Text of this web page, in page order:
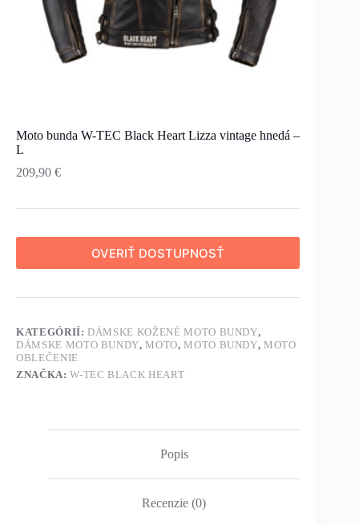
Moto bunda W-TEC Black Heart Lizza vintage hnedá –
L
209,90 €
OVERIŤ DOSTUPNOSŤ
KATEGÓRIÍ:DÁMSKE KOŽENÉ MOTO BUNDY,
DÁMSKE MOTO BUNDY,MOTO,MOTO BUNDY,MOTO
OBLEČENIE
ZNAČKA:W-TEC BLACK HEART
Popis
Recenzie (0)